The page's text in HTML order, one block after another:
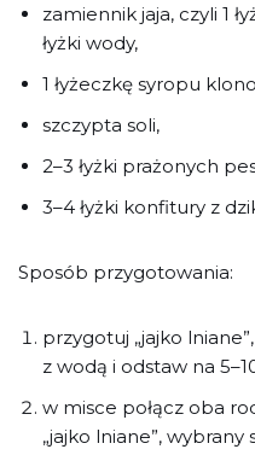
zamiennik jaja, czyli 1
łyżki wody,
1 łyżeczkę syropu
szczypta soli,
2–3 łyżki prażonych
3–4 łyżki konfitury z
Sposób przygotowania:
przygotuj „jajko
z wodą i odstaw na
w misce połącz oba
„jajko lniane”, wybrany